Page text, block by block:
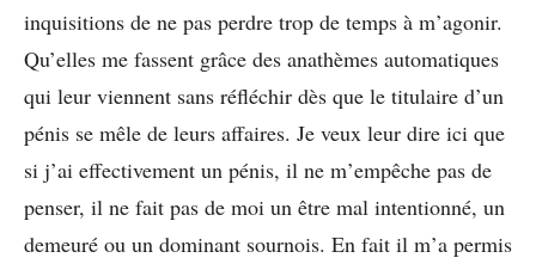
inquisitions de ne pas perdre trop de temps à m’agonir.
Qu’elles me fassent grâce des anathèmes automatiques
qui leur viennent sans réfléchir dès que le titulaire d’un
pénis se mêle de leurs affaires. Je veux leur dire ici que
si j’ai effectivement un pénis, il ne m’empêche pas de
penser, il ne fait pas de moi un être mal intentionné, un
demeuré ou un dominant sournois. En fait il m’a permis